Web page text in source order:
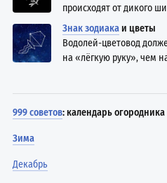
происходят от дикого
Знак зодиака и цветы
Водолей-цветовод
на «лёгкую руку», чем
999 советов: календарь огородника
Зима
Декабрь